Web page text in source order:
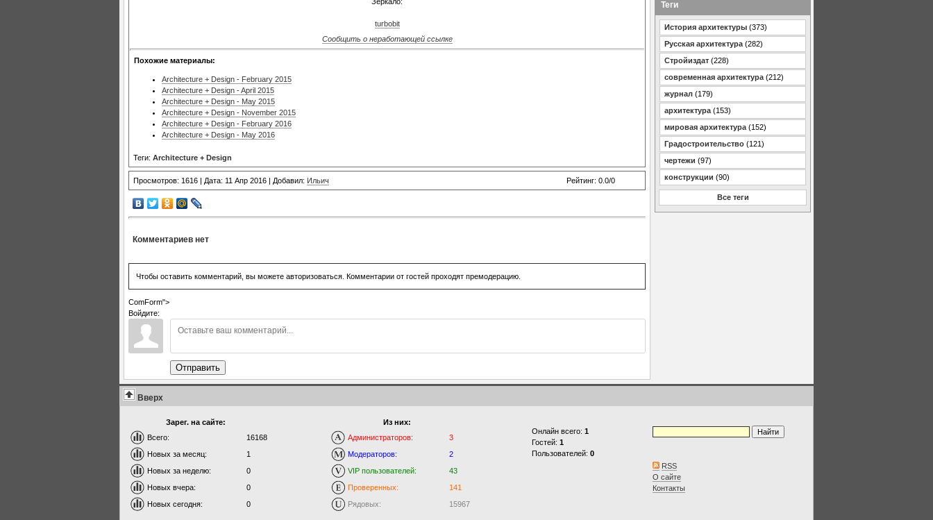
turbobit
Сообщить о неработающей ссылке
Похожие материалы:
Architecture + Design - February 2015
Architecture + Design - April 2015
Architecture + Design - May 2015
Architecture + Design - November 2015
Architecture + Design - February 2016
Architecture + Design - May 2016
Теги: Architecture + Design
Просмотров: 1616 | Дата: 11 Апр 2016 | Добавил: Ильич Рейтинг: 0.0/0
Комментариев нет
Чтобы оставить комментарий, вы можете авторизоваться. Комментарии от гостей проходят премодерацию.
ComForm">
Войдите:
Отправить
Теги
История архитектуры (373)
Русская архитектура (282)
Стройиздат (228)
современная архитектура (212)
журнал (179)
архитектура (153)
мировая архитектура (152)
Градостроительство (121)
чертежи (97)
конструкции (90)
Все теги
Вверх
Зарег. на сайте:
Всего:
16168
Новых за месяц:
1
Новых за неделю:
0
Новых вчера:
0
Новых сегодня:
0
Из них:
Администраторов:
3
Модераторов:
2
VIP пользователей:
43
Проверенных:
141
Рядовых:
15967
Онлайн всего: 1
Гостей: 1
Пользователей: 0
RSS
О сайте
Контакты